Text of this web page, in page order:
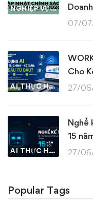
NGHIỆP VỤ KẾ TOÁN & THUẾ
07/
AI THỰC HÀNH
Cho
27/
AI THỰC HÀNH
Nghề
15
27/
Popular Tags